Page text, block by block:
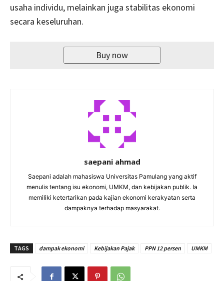
usaha individu, melainkan juga stabilitas ekonomi
secara keseluruhan.
Buy now
saepani ahmad
Saepani adalah mahasiswa Universitas Pamulang yang aktif
menulis tentang isu ekonomi, UMKM, dan kebijakan publik. Ia
memiliki ketertarikan pada kajian ekonomi kerakyatan serta
dampaknya terhadap masyarakat.
TAGS dampak ekonomi Kebijakan Pajak PPN 12 persen UMKM